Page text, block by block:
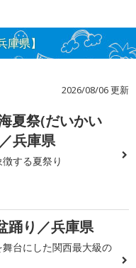
県】
2026/08/06 更新
夏祭(だいかい
兵庫県
する夏祭り
踊り／兵庫県
舞台にした関西最大級の